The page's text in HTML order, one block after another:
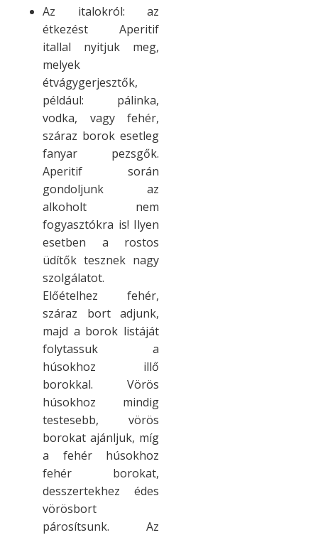
Az italokról: az
étkezést Aperitif
itallal nyitjuk meg,
melyek
étvágygerjesztők,
például: pálinka,
vodka, vagy fehér,
száraz borok esetleg
fanyar pezsgők.
Aperitif során
gondoljunk az
alkoholt nem
fogyasztókra is! Ilyen
esetben a rostos
üdítők tesznek nagy
szolgálatot.
Előételhez fehér,
száraz bort adjunk,
majd a borok listáját
folytassuk a
húsokhoz illő
borokkal. Vörös
húsokhoz mindig
testesebb, vörös
borokat ajánljuk, míg
a fehér húsokhoz
fehér borokat,
desszertekhez édes
vörösbort
párosítsunk. Az